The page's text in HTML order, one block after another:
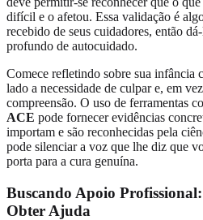
difícil e o afetou. Essa validação é
recebido de seus cuidadores, então
profundo de autocuidado.
Comece refletindo sobre sua infância
lado a necessidade de culpar e, em
compreensão. O uso de ferramentas
ACE pode fornecer evidências
importam e são reconhecidas pela
pode silenciar a voz que lhe diz que
porta para a cura genuína.
Buscando Apoio
Obter Ajuda